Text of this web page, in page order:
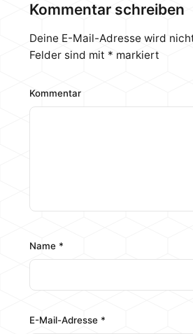
Kommentar schreiben
Deine E-Mail-Adresse wird
Felder sind mit * markiert
Kommentar
Name *
E-Mail-Adresse *